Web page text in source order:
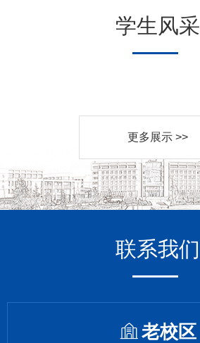
学生风采
更多展示 >>
联系我们
老校区